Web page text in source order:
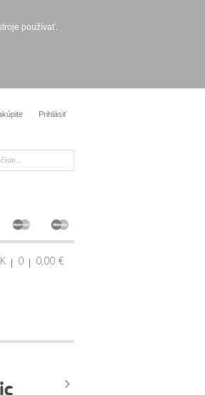
používať.
Prihlásiť
0 0,00 €